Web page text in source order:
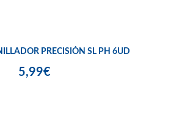
PACK DESTORNILLADOR PRECISIÓN SL PH 6UD
5,99€